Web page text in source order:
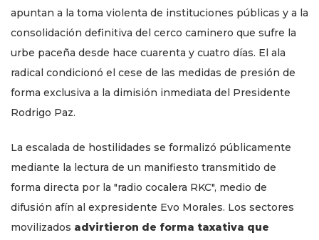
apuntan a la toma violenta de instituciones públicas y a la
consolidación definitiva del cerco caminero que sufre la
urbe paceña desde hace cuarenta y cuatro días. El ala
radical condicionó el cese de las medidas de presión de
forma exclusiva a la dimisión inmediata del Presidente
Rodrigo Paz.
La escalada de hostilidades se formalizó públicamente
mediante la lectura de un manifiesto transmitido de
forma directa por la "radio cocalera RKC", medio de
difusión afín al expresidente Evo Morales. Los sectores
movilizados advirtieron de forma taxativa que